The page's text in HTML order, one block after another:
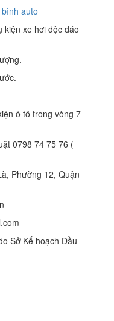
auto
xe hơi độc đáo
ô tô trong vòng 7
0798 74 75 76 (
Phường 12, Quận
Sở Kế hoạch Đầu